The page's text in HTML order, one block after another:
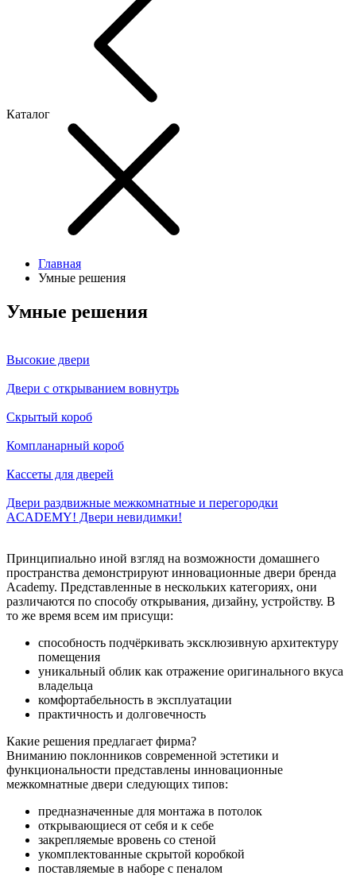
Каталог
Главная
Умные решения
Умные решения
Высокие двери
Двери с открыванием вовнутрь
Скрытый короб
Компланарный короб
Кассеты для дверей
Двери раздвижные межкомнатные и перегородки
ACADEMY! Двери невидимки!
Принципиально иной взгляд на возможности домашнего
пространства демонстрируют инновационные двери бренда
Academy. Представленные в нескольких категориях, они
различаются по способу открывания, дизайну, устройству. В
то же время всем им присущи:
способность подчёркивать эксклюзивную архитектуру
помещения
уникальный облик как отражение оригинального вкуса
владельца
комфортабельность в эксплуатации
практичность и долговечность
Какие решения предлагает фирма?
Вниманию поклонников современной эстетики и
функциональности представлены инновационные
межкомнатные двери следующих типов:
предназначенные для монтажа в потолок
открывающиеся от себя и к себе
закрепляемые вровень со стеной
укомплектованные скрытой коробкой
поставляемые в наборе с пеналом